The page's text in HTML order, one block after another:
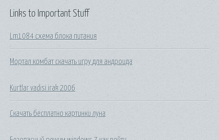
Links to Important Stuff
Lm1084 схема блока питания
Мортал комбат скачать игру для андроида
Kurtlar vadisi irak 2006
Скачать бесплатно картинки луна